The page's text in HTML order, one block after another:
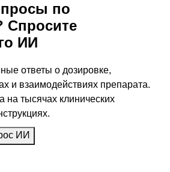
по
Спросите
ИИ
ответы о дозировке,
и взаимодействиях препарата.
на тысячах клинических
ИИ